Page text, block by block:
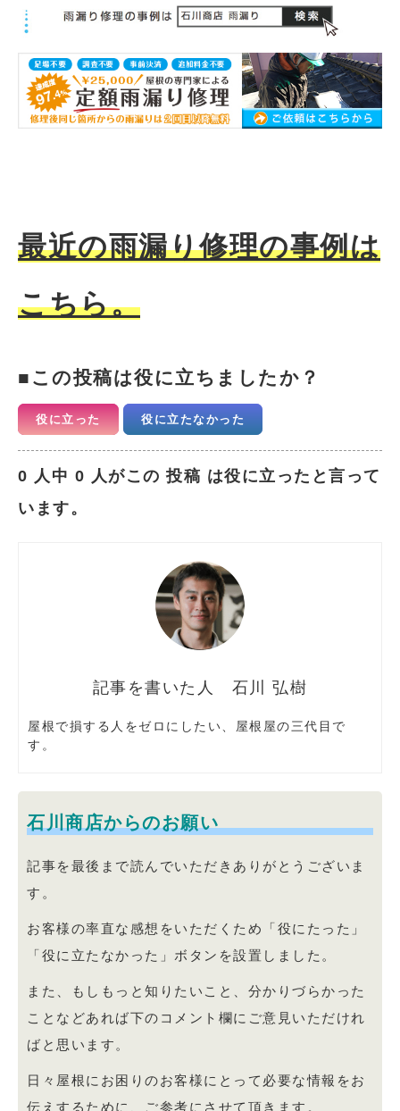
最近の雨漏り修理の事例は
こちら。
この投稿は役に立ちましたか？
役に立った 役に立たなかった
0 人中 0 人がこの 投稿 は役に立ったと言って
います。
石川 弘樹
屋根で損する人をゼロにしたい、屋根屋の三代目で
す。
石川商店からのお願い
記事を最後まで読んでいただきありがとうございま
す。
お客様の率直な感想をいただくため「役にたった」
「役に立たなかった」ボタンを設置しました。
また、もしもっと知りたいこと、分かりづらかった
ことなどあれば下のコメント欄にご意見いただけれ
ばと思います。
日々屋根にお困りのお客様にとって必要な情報をお
伝えするために、ご参考にさせて頂きます。